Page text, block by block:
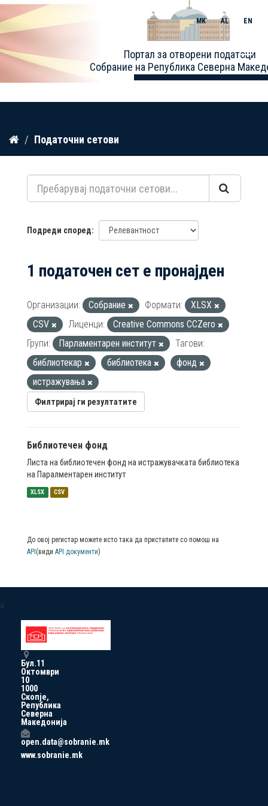
Прескокнете
содржина
Портал за отворени податоци
Собрание на Република Северна
MK AL EN
Toggle
Податочни сетови
Подреди според
1 податочен сет е пронајден
Организации: Собрание Формати:
XLSX
CSV
Лиценци:
Creative Commons CCZero
Групи:
Парламентарен институт
Тагови:
библиотекар
библиотека
фонд
истражувања
Филтрирај ги резултатите
Библиотечен фонд
Листа на библиотечен фонд на истражувачката библиотека
на Паралментарен институт
XLSX CSV
До овој регистар можете исто така да пристапите со помош на
API (види API документи)
a
Бул.11
Октомври
10
1000
Скопје,
Република
Северна
Македонија
open.data@sobranie.mk
www.sobranie.mk